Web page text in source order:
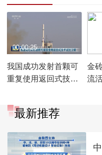
我国成功发射首颗可
重复使用返回式技术
00:00:25
金
流
最新推荐